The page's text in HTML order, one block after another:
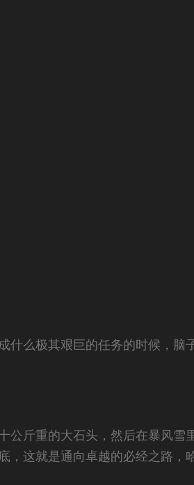
什么极其艰巨的任务的时候，脑
公斤重的大石头，然后在暴风雪
，这就是通向卓越的必经之路，